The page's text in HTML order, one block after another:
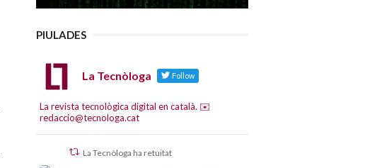
PIULADES
La Tecnòloga Follow
La revista tecnològica digital en català. ✉️
redaccio@tecnologa.cat
La Tecnòloga ha retuitat